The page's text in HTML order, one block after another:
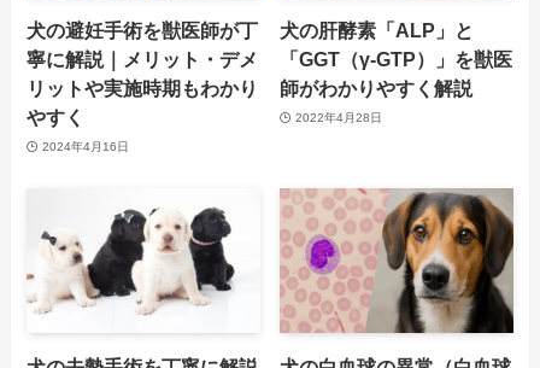
犬の避妊手術を獣医師が丁
寧に解説｜メリット・デメ
リットや実施時期もわかり
やすく
2024年4月16日
犬の肝酵素「ALP」と
「GGT（γ-GTP）」を獣医
師がわかりやすく解説
2022年4月28日